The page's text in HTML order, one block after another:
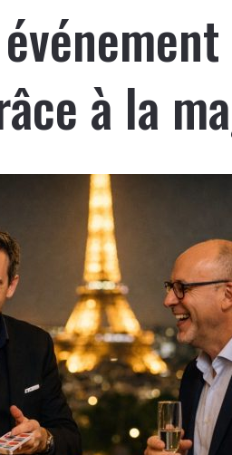
à la